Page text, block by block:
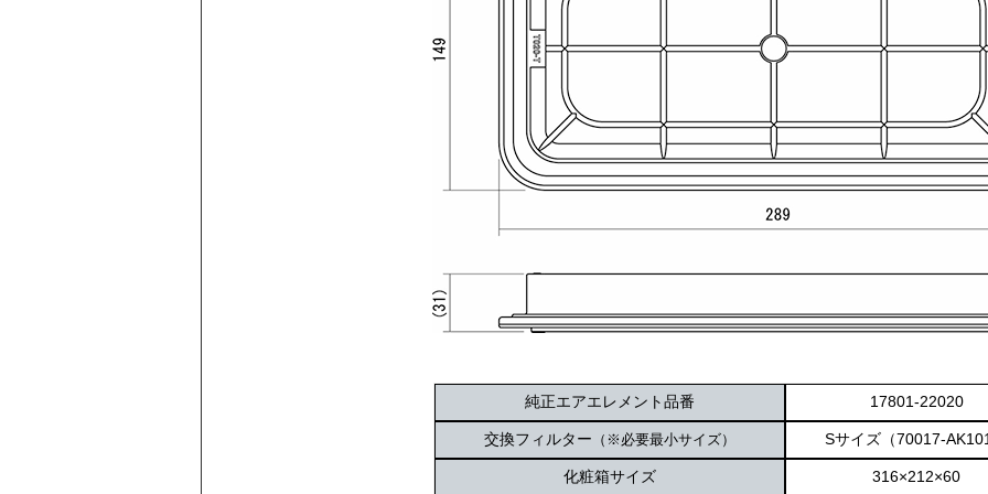
純正エアエレメント品番 17801-22020
交換フィルター （※必要最小サイズ） Sサイズ（70017-
化粧箱サイズ 316×212×60